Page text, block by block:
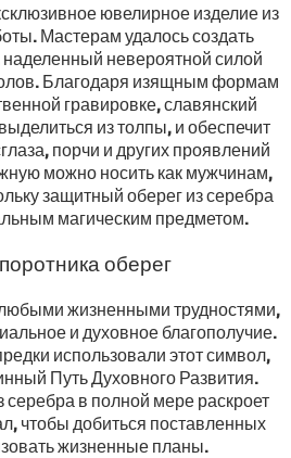
ювелирное изделие из
Мастерам удалось создать
невероятной силой
Благодаря изящным формам
гравировке, славянский
из толпы, и обеспечит
порчи и других проявлений
можно носить как мужчинам,
защитный оберег из серебра
магическим предметом.
оберег
жизненными трудностями,
и духовное благополучие.
использовали этот символ,
Путь Духовного Развития.
серебра в полной мере раскроет
чтобы добиться поставленных
жизненные планы.